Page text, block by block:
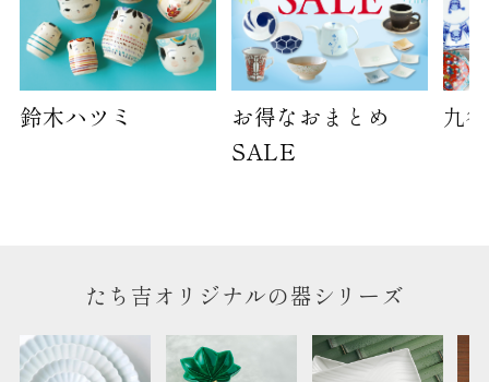
ご提供枚数の上限はご注文商品数となります。
天掛け包装、ギフト袋対応の商品にはおつけでき
ません。
※犬猫時計には、手提袋をお付けできません
鈴木ハツミ
お得なおまとめ
SALE
九
たち吉オリジナルの器シリーズ